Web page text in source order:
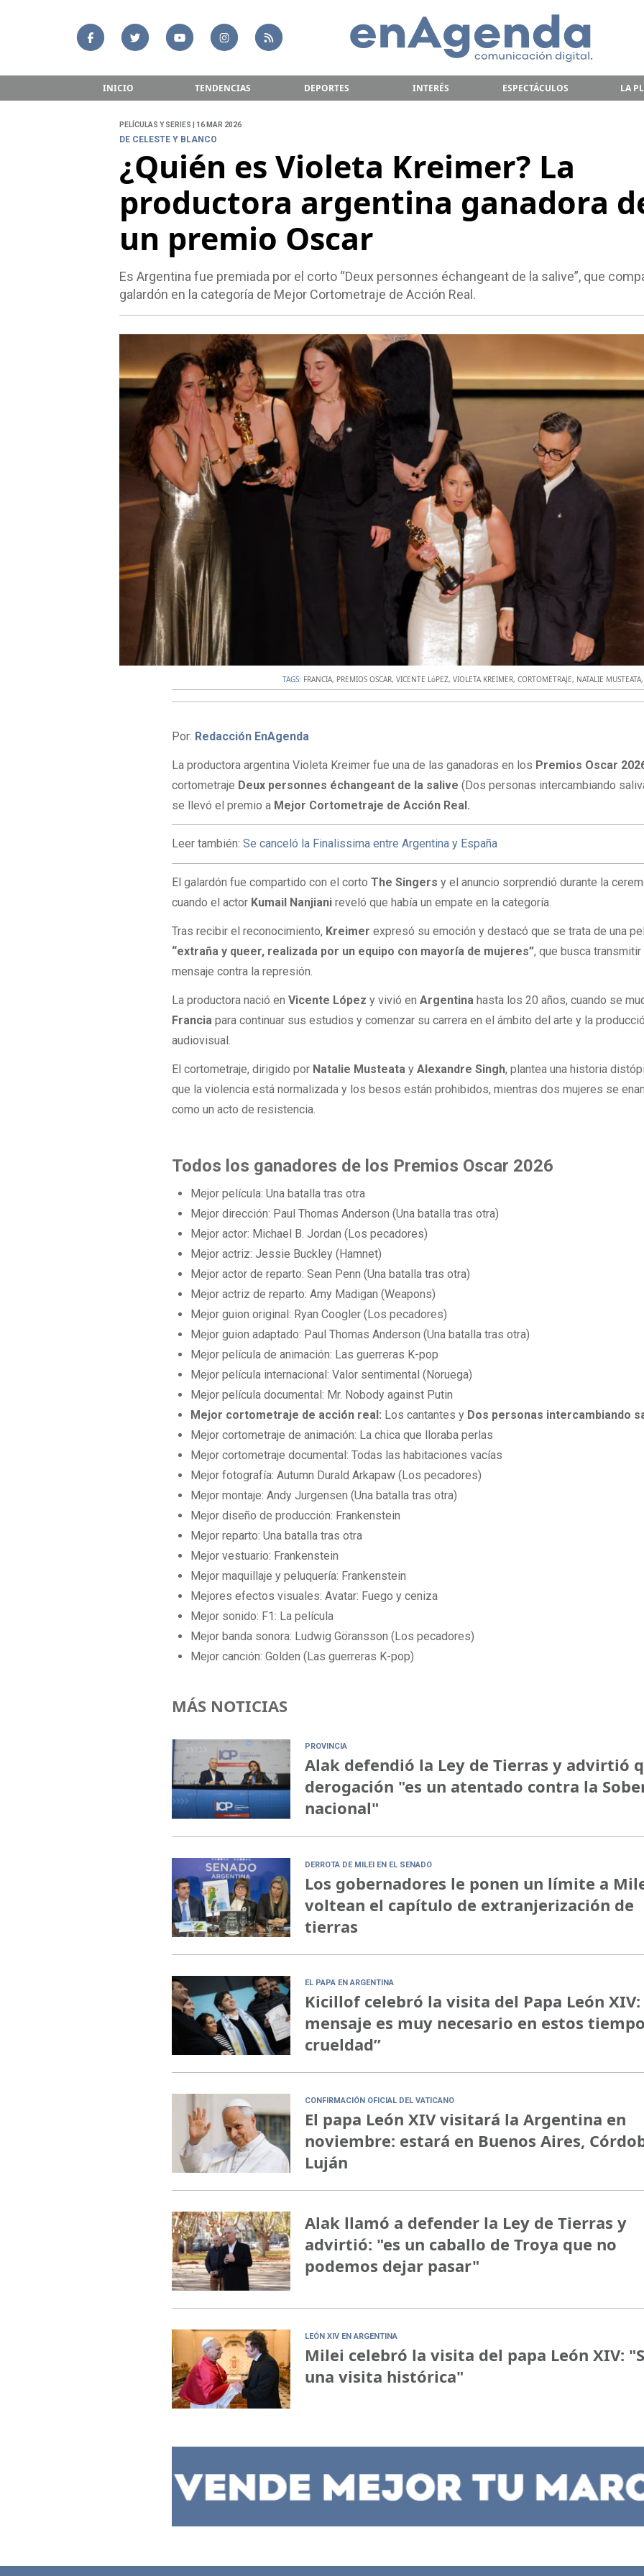
INICIO TENDENCIAS DEPORTES INTERÉS ESPECTÁCULOS LA
PELÍCULAS Y SERIES | 16 MAR 2026
DE CELESTE Y BLANCO
¿Quién es Violeta Kreimer? La
productora argentina ganadora
un premio Oscar
Es Argentina fue premiada por el corto “Deux personnes échangeant de la salive”, que
galardón en la categoría de Mejor Cortometraje de Acción Real.
TAGS: FRANCIA, PREMIOS OSCAR,VICENTE LóPEZ,VIOLETA KREIMER,CORTOMETRAJE, NATALIE MUSTEATA
Por: Redacción EnAgenda
La productora argentina Violeta Kreimer fue una de las ganadoras en los Premios Oscar
cortometraje Deux personnes échangeant de la salive (Dos personas intercambiando
se llevó el premio a Mejor Cortometraje de Acción Real.
Leer también:Se canceló la Finalissima entre Argentina y España
El galardón fue compartido con el cortoThe Singers y el anuncio sorprendió durante la
cuando el actor Kumail Nanjiani reveló que había un empate en la categoría.
Tras recibir el reconocimiento, Kreimerexpresó su emoción y destacó que se trata de una
“extraña y queer, realizada por un equipo con mayoría de mujeres”, que busca transmitir
mensaje contra la represión.
La productora nació enVicente López y vivió enArgentinahasta los 20 años, cuando se
Franciapara continuar sus estudios y comenzar su carrera en el ámbito del arte y la
audiovisual.
El cortometraje, dirigido por Natalie Musteata yAlexandre Singh, plantea una historia
que la violencia está normalizada y los besos están prohibidos, mientras dos mujeres se
como un acto de resistencia.
Todos los ganadores de los Premios Oscar 2026
Mejor película: Una batalla tras otra
Mejor dirección: Paul Thomas Anderson (Una batalla tras otra)
Mejor actor: Michael B. Jordan (Los pecadores)
Mejor actriz: Jessie Buckley (Hamnet)
Mejor actor de reparto: Sean Penn (Una batalla tras otra)
Mejor actriz de reparto: Amy Madigan (Weapons)
Mejor guion original: Ryan Coogler (Los pecadores)
Mejor guion adaptado: Paul Thomas Anderson (Una batalla tras otra)
Mejor película de animación: Las guerreras K-pop
Mejor película internacional: Valor sentimental (Noruega)
Mejor película documental: Mr. Nobody against Putin
Mejor cortometraje de acción real: Los cantantes y Dos personas intercambiando
Mejor cortometraje de animación: La chica que lloraba perlas
Mejor cortometraje documental: Todas las habitaciones vacías
Mejor fotografía: Autumn Durald Arkapaw (Los pecadores)
Mejor montaje: Andy Jurgensen (Una batalla tras otra)
Mejor diseño de producción: Frankenstein
Mejor reparto: Una batalla tras otra
Mejor vestuario: Frankenstein
Mejor maquillaje y peluquería: Frankenstein
Mejores efectos visuales: Avatar: Fuego y ceniza
Mejor sonido: F1: La película
Mejor banda sonora: Ludwig Göransson (Los pecadores)
Mejor canción: Golden (Las guerreras K-pop)
MÁS NOTICIAS
PROVINCIA
Alak defendió la Ley de Tierras y advirtió
derogación "es un atentado contra la
nacional"
DERROTA DE MILEI EN EL SENADO
Los gobernadores le ponen un límite a
voltean el capítulo de extranjerización de
tierras
EL PAPA EN ARGENTINA
Kicillof celebró la visita del Papa León XIV:
mensaje es muy necesario en estos
crueldad”
CONFIRMACIÓN OFICIAL DEL VATICANO
El papa León XIV visitará la Argentina en
noviembre: estará en Buenos Aires,
Luján
Alak llamó a defender la Ley de Tierras y
advirtió: "es un caballo de Troya que no
podemos dejar pasar"
LEÓN XIV EN ARGENTINA
Milei celebró la visita del papa León XIV:
una visita histórica"